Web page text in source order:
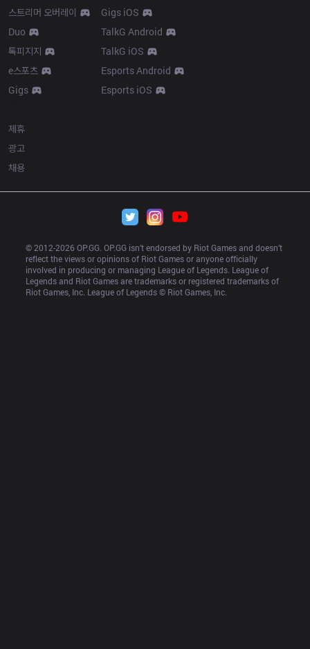
스트리머 오버레이
Duo
톡피지지
e스포츠
Gigs
Gigs iOS
TalkG Android
TalkG iOS
Esports Android
Esports iOS
제휴
광고
채용
© 2012-2026 OP.GG. OP.GG isn’t endorsed by Riot Games and doesn’t
reflect the views or opinions of Riot Games or anyone officially
involved in producing or managing League of Legends. League of
Legends and Riot Games are trademarks or registered trademarks of
Riot Games, Inc. League of Legends © Riot Games, Inc.